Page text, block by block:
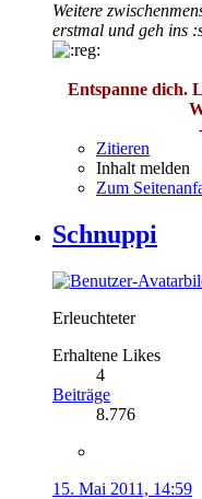
Weitere
erstmal und geh ins
Entspanne dich.
Zitieren
Inhalt melden
Zum
Schnuppi
Erleuchteter
Erhaltene Likes
4
Beiträge
8.776
15. Mai 2011, 14:59